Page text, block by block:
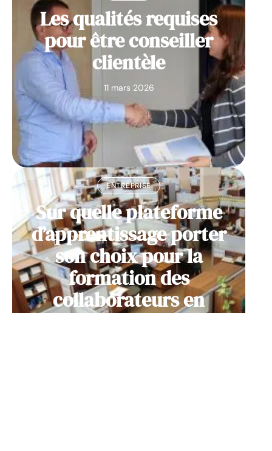
Les qualités requises
pour être conseiller
clientèle
11 mars 2026
ENTREPRISE
Sur quelle plateforme
d’apprentissage porter
son choix pour la
formation des
collaborateurs en
entreprise ?